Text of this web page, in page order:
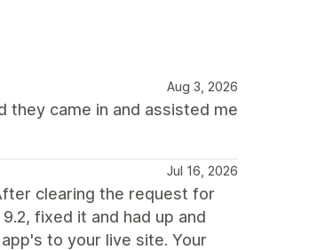
Aug 3, 2026
they came in and assisted me
Jul 16, 2026
clearing the request for
fixed it and had up and
to your live site. Your